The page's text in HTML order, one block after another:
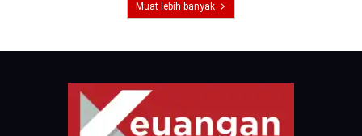
Muat lebih banyak